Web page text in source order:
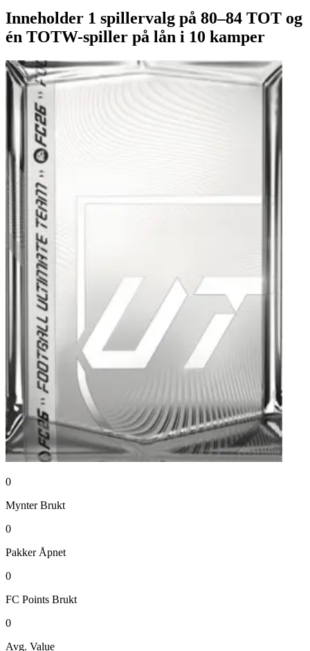
Inneholder 1 spillervalg på 80–84 TOT og
én TOTW-spiller på lån i 10 kamper
0
Mynter Brukt
0
Pakker Åpnet
0
FC Points Brukt
0
Avg. Value